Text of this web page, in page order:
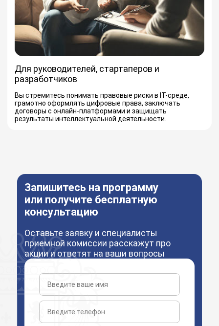
Для руководителей, стартаперов и
разработчиков
Вы стремитесь понимать правовые риски в IT-среде,
грамотно оформлять цифровые права, заключать
договоры с онлайн-платформами и защищать
результаты интеллектуальной деятельности.
Запишитесь на программу
или получите бесплатную
консультацию
Оставьте заявку и специалисты
приемной комиссии расскажут про
акции и ответят на ваши вопросы